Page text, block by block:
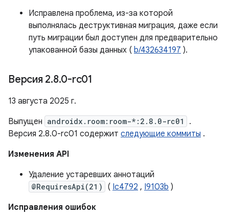
Исправлена ​​проблема, из-за которой
выполнялась деструктивная миграция, даже если
путь миграции был доступен для предварительно
упакованной базы данных ( b/432634197 ).
Версия 2.8.0-rc01
13 августа 2025 г.
Выпущен androidx.room:room-*:2.8.0-rc01
.
Версия 2.8.0-rc01 содержит следующие коммиты .
Изменения API
Удаление устаревших аннотаций
@RequiresApi(21) ( Ic4792 , I9103b )
Исправления ошибок